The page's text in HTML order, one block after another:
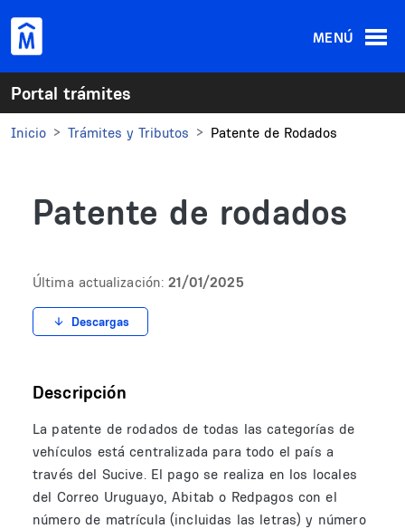
MENÚ
Portal trámites
Inicio Trámites y Tributos Patente de Rodados
Patente de rodados
Última actualización: 21/01/2025
Descargas
Descripción
La patente de rodados de todas las categorías de
vehículos está centralizada para todo el país a
través del Sucive. El pago se realiza en los locales
del Correo Uruguayo, Abitab o Redpagos con el
número de matrícula (incluidas las letras) y número